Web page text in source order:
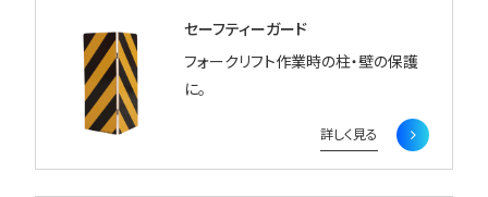
セーフティーガード
フォークリフト作業時の柱・壁の保護
に。
詳しく見る